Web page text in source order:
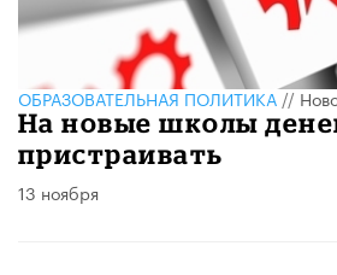
ОБРАЗОВАТЕЛЬНАЯ ПОЛИТИКА//
На новые школы
пристраивать
13 ноября